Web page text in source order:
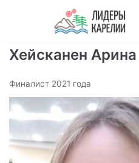
содержимому
Хейсканен
Финалист 2021 года